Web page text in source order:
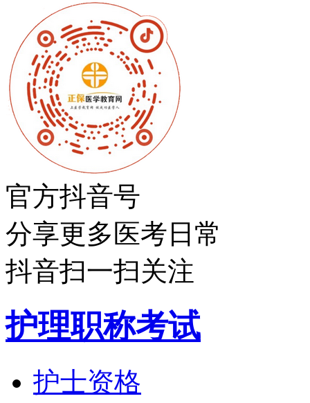
官方抖音号
分享更多医考日常
抖音扫一扫关注
护理职称考试
护士资格